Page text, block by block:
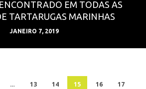
EM TODAS AS
TARTARUGAS MARINHAS
JANEIRO 7, 2019
… 13 14 15 16
17